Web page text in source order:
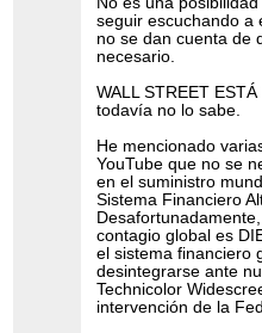
seguir escuchando a
no se dan cuenta de
necesario.
WALL STREET
todavía no lo sabe.
He mencionado
YouTube que no se
en el suministro
Sistema Financiero
contagio global es
el sistema financiero
desintegrarse ante
Technicolor
intervención de la